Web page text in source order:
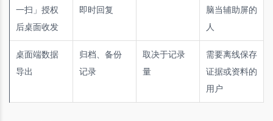
一扫」授权
后桌面收发
即时回复
脑当辅助屏的
人
桌面端数据
导出
归档、备份
记录
取决于记录
量
需要离线保存
证据或资料的
用户